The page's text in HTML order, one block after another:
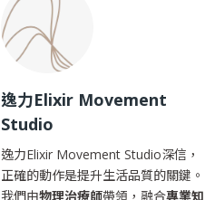
逸力Elixir Movement
Studio
逸力Elixir Movement Studio深信，
正確的動作是提升生活品質的關鍵。
我們由物理治療師帶領，融合專業知